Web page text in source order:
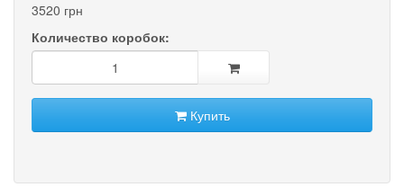
3520 грн
Количество коробок:
Купить